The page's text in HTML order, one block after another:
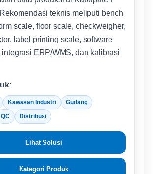
teknis meliputi bench
scale, floor scale, checkweigher,
label printing scale, software
ERP/WMS, dan kalibrasi
Kawasan Industri Gudang
QC Distribusi
Lihat Solusi
Kategori Produk